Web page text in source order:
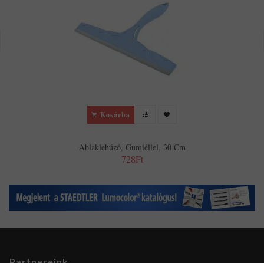
Kosárba
Ablaklehúzó, Gumiéllel, 30 Cm
728Ft